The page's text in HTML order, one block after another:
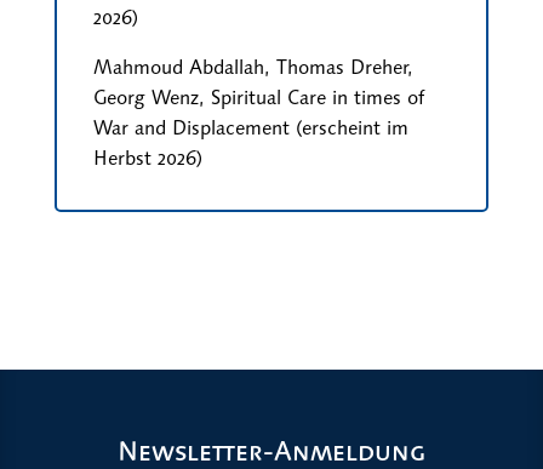
2026)
Mahmoud Abdallah, Thomas Dreher,
Georg Wenz, Spiritual Care in times of
War and Displacement (erscheint im
Herbst 2026)
Newsletter-Anmeldung